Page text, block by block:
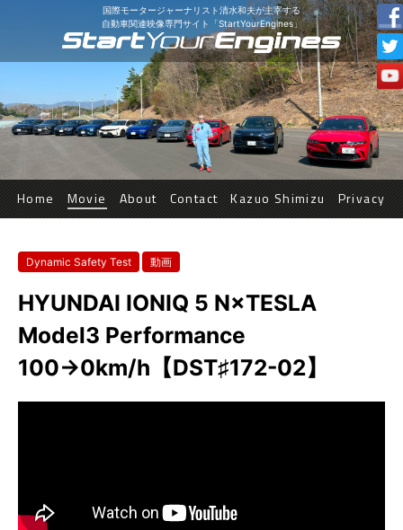
国際モータージャーナリスト清水和夫が主宰する
自動車関連映像専門サイト「StartYourEngines」
Home Movie About Contact Kazuo Shimizu Privacy
Dynamic Safety Test 動画
HYUNDAI IONIQ 5 N×TESLA
Model3 Performance
100→0km/h【DST♯172-02】